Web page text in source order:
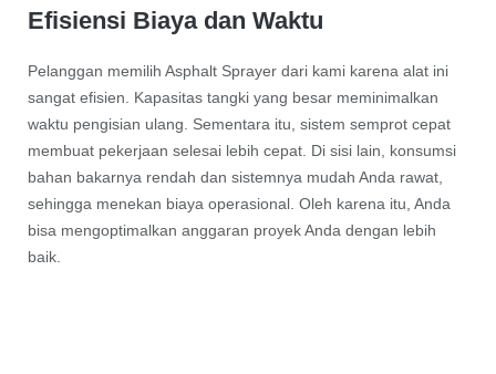
Efisiensi Biaya dan Waktu
Pelanggan memilih Asphalt Sprayer dari kami karena alat ini
sangat efisien. Kapasitas tangki yang besar meminimalkan
waktu pengisian ulang. Sementara itu, sistem semprot cepat
membuat pekerjaan selesai lebih cepat. Di sisi lain, konsumsi
bahan bakarnya rendah dan sistemnya mudah Anda rawat,
sehingga menekan biaya operasional. Oleh karena itu, Anda
bisa mengoptimalkan anggaran proyek Anda dengan lebih
baik.